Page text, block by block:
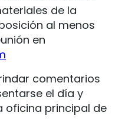
de la
al menos
en
comentarios
el día y
oficina principal de